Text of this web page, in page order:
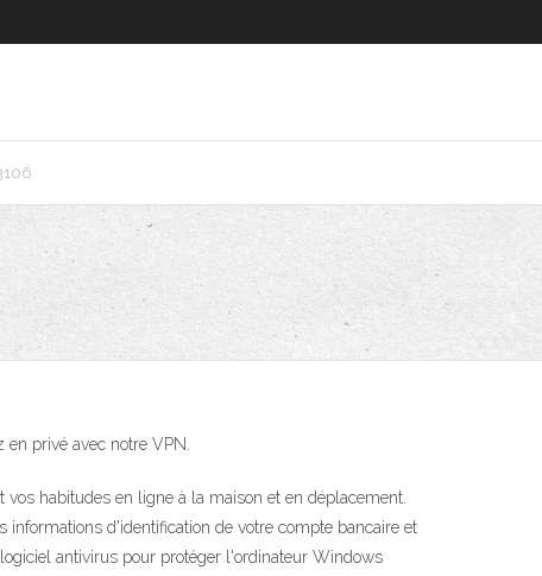
privé avec notre VPN.
habitudes en ligne à la maison et en déplacement.
d'identification de votre compte bancaire et
antivirus pour protéger l'ordinateur Windows